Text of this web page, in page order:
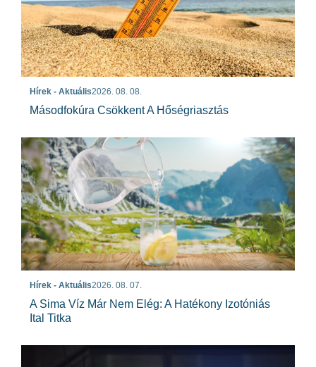
Hírek - Aktuális2026. 08. 08.
Másodfokúra Csökkent A Hőségriasztás
Hírek - Aktuális2026. 08. 07.
A Sima Víz Már Nem Elég: A Hatékony Izotóniás
Ital Titka